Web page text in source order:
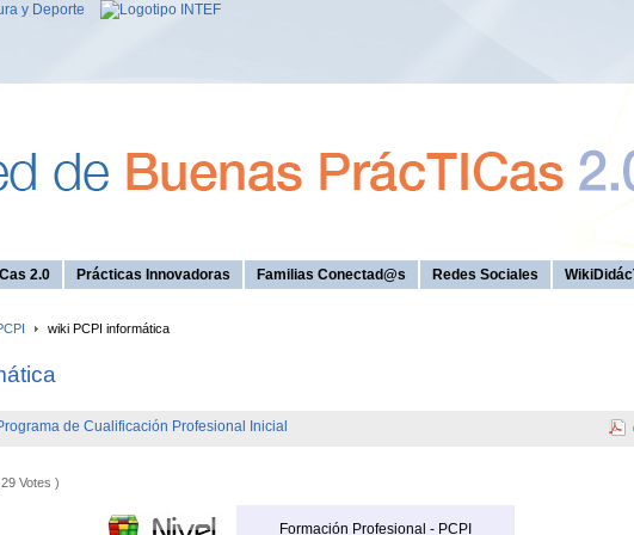
2.0 Prácticas Innovadoras Familias Conectad@s Redes Sociales
wiki PCPI informática
de Cualificación Profesional Inicial
Votes )
Formación Profesional - PCPI